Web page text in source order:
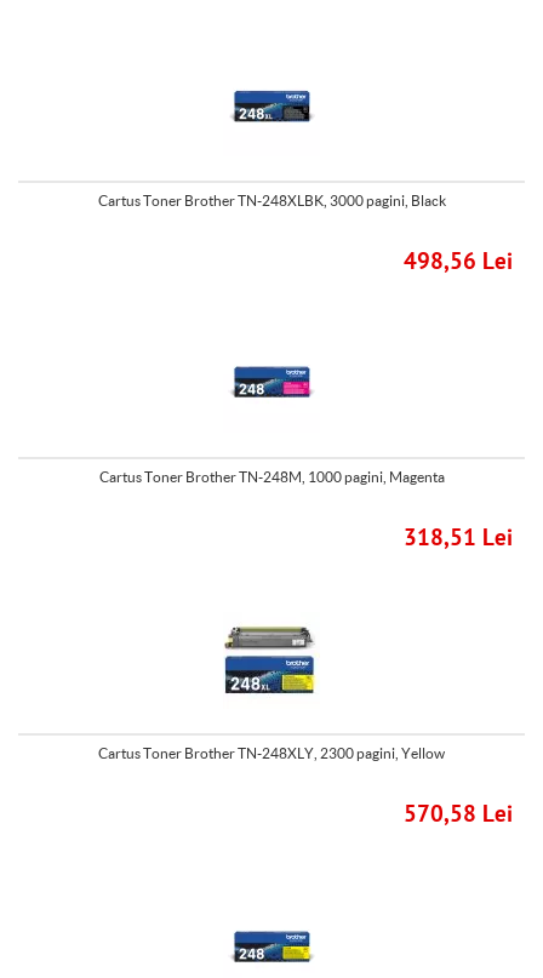
Cartus Toner Brother TN-248XLBK, 3000 pagini, Black
498,56 Lei
Cartus Toner Brother TN-248M, 1000 pagini, Magenta
318,51 Lei
Cartus Toner Brother TN-248XLY, 2300 pagini, Yellow
570,58 Lei